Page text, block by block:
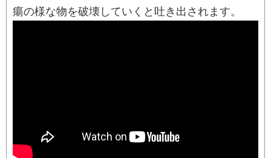
瘍の様な物を破壊していくと吐き出されます。